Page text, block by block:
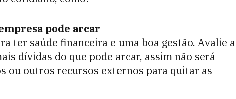
pode arcar
ter saúde financeira e uma boa gestão. Avalie a
dívidas do que pode arcar, assim não será
ou outros recursos externos para quitar as